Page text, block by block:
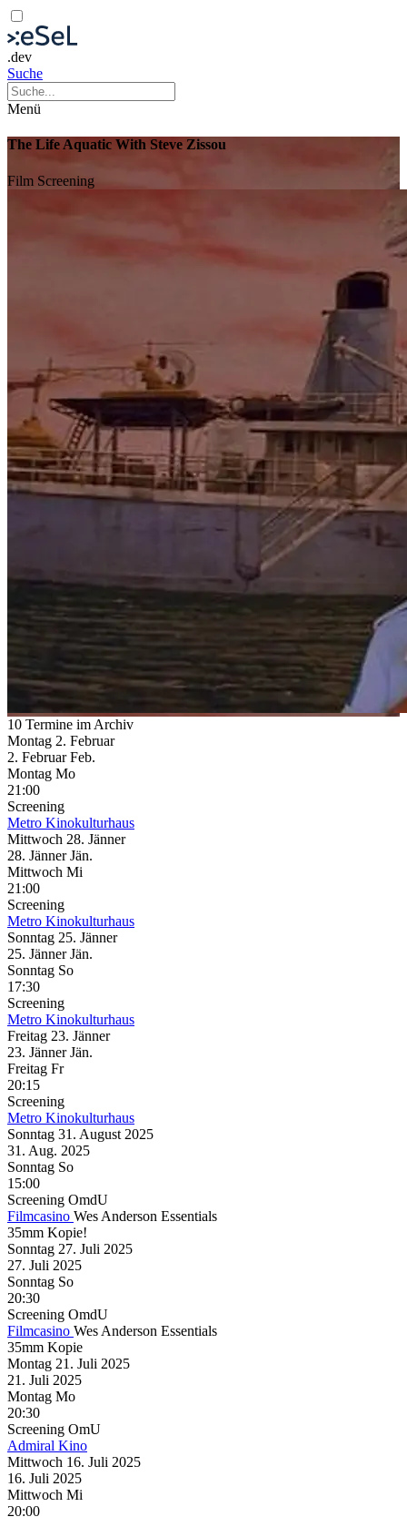
.dev
Suche
Menü
The Life Aquatic With Steve Zissou
Film Screening
10 Termine im Archiv
Montag 2. Februar
2. Februar Feb.
Montag Mo
21:00
Screening
Metro Kinokulturhaus
Mittwoch 28. Jänner
28. Jänner Jän.
Mittwoch Mi
21:00
Screening
Metro Kinokulturhaus
Sonntag 25. Jänner
25. Jänner Jän.
Sonntag So
17:30
Screening
Metro Kinokulturhaus
Freitag 23. Jänner
23. Jänner Jän.
Freitag Fr
20:15
Screening
Metro Kinokulturhaus
Sonntag 31. August 2025
31. Aug. 2025
Sonntag So
15:00
Screening OmdU
Filmcasino Wes Anderson Essentials
35mm Kopie!
Sonntag 27. Juli 2025
27. Juli 2025
Sonntag So
20:30
Screening OmdU
Filmcasino Wes Anderson Essentials
35mm Kopie
Montag 21. Juli 2025
21. Juli 2025
Montag Mo
20:30
Screening OmU
Admiral Kino
Mittwoch 16. Juli 2025
16. Juli 2025
Mittwoch Mi
20:00